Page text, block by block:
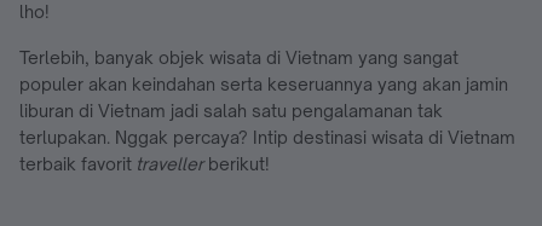
lho!
Terlebih, banyak objek wisata di Vietnam yang sangat
populer akan keindahan serta keseruannya yang akan jamin
liburan di Vietnam jadi salah satu pengalamanan tak
terlupakan. Nggak percaya? Intip destinasi wisata di Vietnam
terbaik favorit travellerberikut!